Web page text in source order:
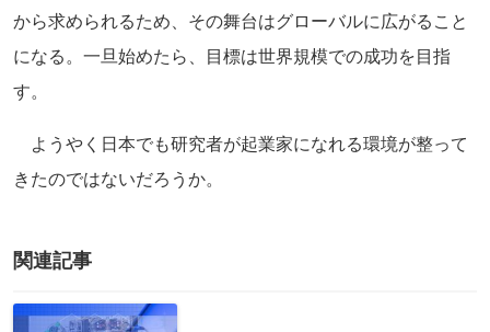
から求められるため、 その舞台はグローバルに広がること
になる。一旦始めたら、
目標は世界規模での成功を目指
す。
ようやく日本でも研究者が起業家になれる環境が整って
きたのではないだろうか。
関連記事